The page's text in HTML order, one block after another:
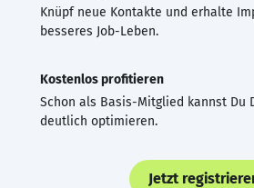
Knüpf neue Kontakte und erhalte
besseres Job-Leben.
Kostenlos profitieren
Schon als Basis-Mitglied kannst Du
deutlich optimieren.
Jetzt